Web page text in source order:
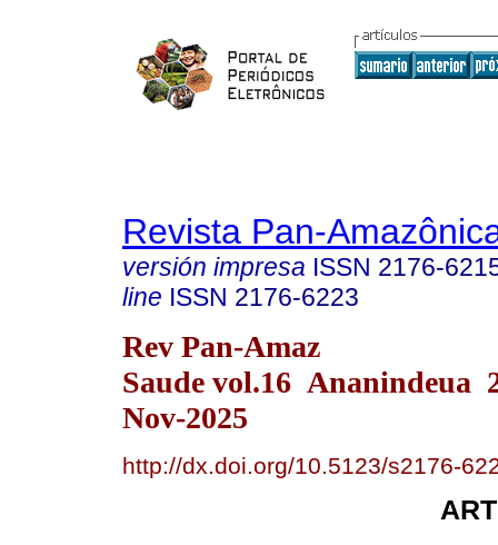
Revista Pan-
versión impresa ISSN 2176-
line ISSN 2176-6223
Rev Pan-Amaz
Saude vol.16 Ananindeua
Nov-2025
http://dx.doi.org/10.5123/s2176-